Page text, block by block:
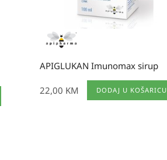
APIGLUKAN Imunomax sirup
22,00 KM DODAJ U KOŠARICU